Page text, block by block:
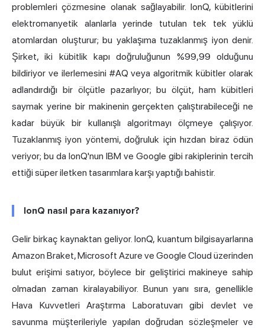
problemleri çözmesine olanak sağlayabilir. IonQ, kübitlerini
elektromanyetik alanlarla yerinde tutulan tek tek yüklü
atomlardan oluşturur; bu yaklaşıma tuzaklanmış iyon denir.
Şirket, iki kübitlik kapı doğruluğunun %99,99 olduğunu
bildiriyor ve ilerlemesini #AQ veya algoritmik kübitler olarak
adlandırdığı bir ölçütle pazarlıyor; bu ölçüt, ham kübitleri
saymak yerine bir makinenin gerçekten çalıştırabileceği ne
kadar büyük bir kullanışlı algoritmayı ölçmeye çalışıyor.
Tuzaklanmış iyon yöntemi, doğruluk için hızdan biraz ödün
veriyor; bu da IonQ'nun IBM ve Google gibi rakiplerinin tercih
ettiği süper iletken tasarımlara karşı yaptığı bahistir.
IonQ nasıl para kazanıyor?
Gelir birkaç kaynaktan geliyor. IonQ, kuantum bilgisayarlarına
Amazon Braket, Microsoft Azure ve Google Cloud üzerinden
bulut erişimi satıyor, böylece bir geliştirici makineye sahip
olmadan zaman kiralayabiliyor. Bunun yanı sıra, genellikle
Hava Kuvvetleri Araştırma Laboratuvarı gibi devlet ve
savunma müşterileriyle yapılan doğrudan sözleşmeler ve